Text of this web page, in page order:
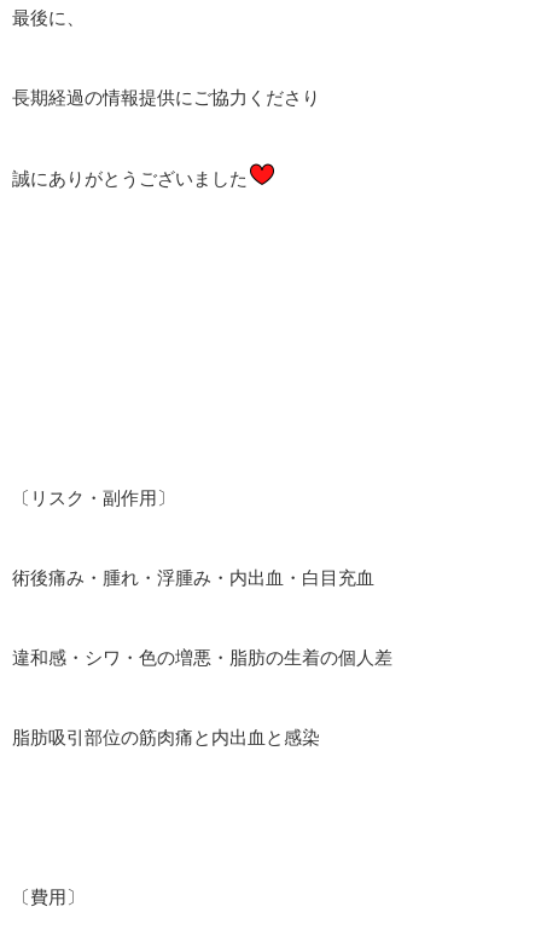
最後に、
長期経過の情報提供にご協力くださり
誠にありがとうございました
〔リスク・副作用〕
術後痛み・腫れ・浮腫み・内出血・白目充血
違和感・シワ・色の増悪・脂肪の生着の個人差
脂肪吸引部位の筋肉痛と内出血と感染
〔費用〕